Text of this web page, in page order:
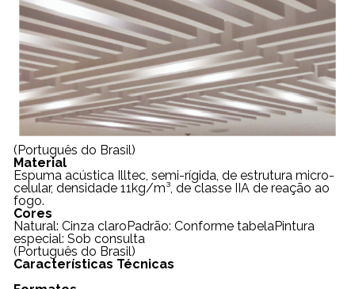
(Português do Brasil)
Material
Espuma acústica Illtec, semi-rígida, de estrutura micro-
celular, densidade 11kg/m³, de classe IIA de reação ao
fogo.
Cores
Natural: Cinza claroPadrão: Conforme tabelaPintura
especial: Sob consulta
(Português do Brasil)
Características Técnicas